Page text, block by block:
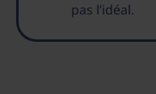
pas l’idéal.